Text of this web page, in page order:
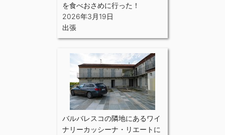
を食べおさめに行った！
2026年3月19日
出張
バルバレスコの隣地にあるワイ
ナリーカッシーナ・リエートに